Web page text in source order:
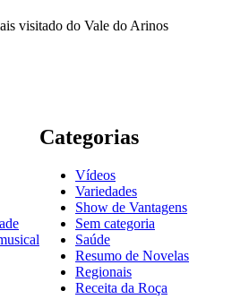
visitado do Vale do Arinos
Categorias
Vídeos
Variedades
Show de Vantagens
Sem categoria
Saúde
Resumo de Novelas
Regionais
Receita da Roça